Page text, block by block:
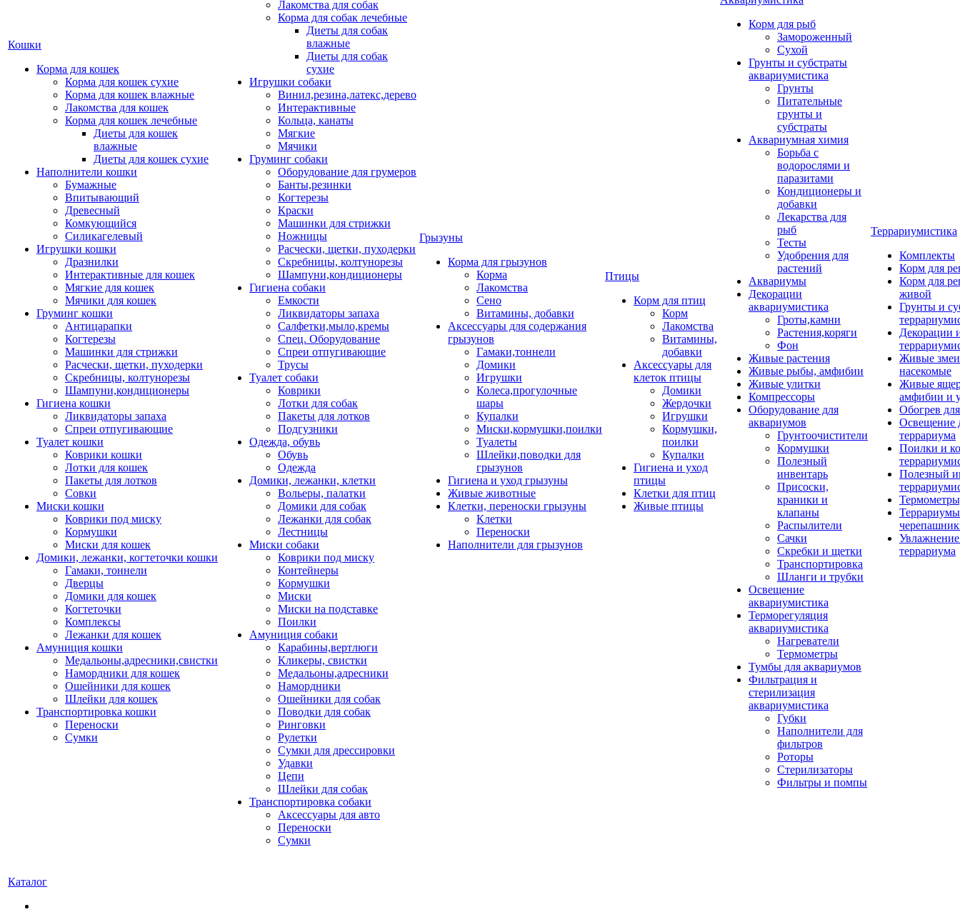
Кошки
Корма для кошек
Корма для кошек сухие
Корма для кошек влажные
Лакомства для кошек
Корма для кошек лечебные
Диеты для кошек
влажные
Диеты для кошек сухие
Наполнители кошки
Бумажные
Впитывающий
Древесный
Комкующийся
Силикагелевый
Игрушки кошки
Дразнилки
Интерактивные для кошек
Мягкие для кошек
Мячики для кошек
Груминг кошки
Антицарапки
Когтерезы
Машинки для стрижки
Расчески, щетки, пуходерки
Скребницы, колтунорезы
Шампуни,кондиционеры
Гигиена кошки
Ликвидаторы запаха
Спреи отпугивающие
Туалет кошки
Коврики кошки
Лотки для кошек
Пакеты для лотков
Совки
Миски кошки
Коврики под миску
Кормушки
Миски для кошек
Домики, лежанки, когтеточки кошки
Гамаки, тоннели
Дверцы
Домики для кошек
Когтеточки
Комплексы
Лежанки для кошек
Амуниция кошки
Медальоны,адресники,свистки
Намордники для кошек
Ошейники для кошек
Шлейки для кошек
Транспортировка кошки
Переноски
Сумки
Лакомства для собак
Корма для собак лечебные
Диеты для собак
влажные
Диеты для собак
сухие
Игрушки собаки
Винил,резина,латекс,дерево
Интерактивные
Кольца, канаты
Мягкие
Мячики
Груминг собаки
Оборудование для грумеров
Банты,резинки
Когтерезы
Краски
Машинки для стрижки
Ножницы
Расчески, щетки, пуходерки
Скребницы, колтунорезы
Шампуни,кондиционеры
Гигиена собаки
Емкости
Ликвидаторы запаха
Салфетки,мыло,кремы
Спец. Оборудование
Спреи отпугивающие
Трусы
Туалет собаки
Коврики
Лотки для собак
Пакеты для лотков
Подгузники
Одежда, обувь
Обувь
Одежда
Домики, лежанки, клетки
Вольеры, палатки
Домики для собак
Лежанки для собак
Лестницы
Миски собаки
Коврики под миску
Контейнеры
Кормушки
Миски
Миски на подставке
Поилки
Амуниция собаки
Карабины,вертлюги
Кликеры, свистки
Медальоны,адресники
Намордники
Ошейники для собак
Поводки для собак
Ринговки
Рулетки
Сумки для дрессировки
Удавки
Цепи
Шлейки для собак
Транспортировка собаки
Аксессуары для авто
Переноски
Сумки
Грызуны
Корма для грызунов
Корма
Лакомства
Сено
Витамины, добавки
Аксессуары для содержания
грызунов
Гамаки,тоннели
Домики
Игрушки
Колеса,прогулочные
шары
Купалки
Миски,кормушки,поилки
Туалеты
Шлейки,поводки для
грызунов
Гигиена и уход грызуны
Живые животные
Клетки, переноски грызуны
Клетки
Переноски
Наполнители для грызунов
Птицы
Корм для птиц
Корм
Лакомства
Витамины,
добавки
Аксессуары для
клеток птицы
Домики
Жердочки
Игрушки
Кормушки,
поилки
Купалки
Гигиена и уход
птицы
Клетки для птиц
Живые птицы
Корм для рыб
Замороженный
Сухой
Грунты и субстраты
аквариумистика
Грунты
Питательные
грунты и
субстраты
Аквариумная химия
Борьба с
водорослями и
паразитами
Кондиционеры и
добавки
Лекарства для
рыб
Тесты
Удобрения для
растений
Аквариумы
Декорации
аквариумистика
Гроты,камни
Растения,коряги
Фон
Живые растения
Живые рыбы, амфибии
Живые улитки
Компрессоры
Оборудование для
аквариумов
Грунтоочистители
Кормушки
Полезный
инвентарь
Присоски,
краники и
клапаны
Распылители
Сачки
Скребки и щетки
Транспортировка
Шланги и трубки
Освещение
аквариумистика
Терморегуляция
аквариумистика
Нагреватели
Термометры
Тумбы для аквариумов
Фильтрация и
стерилизация
аквариумистика
Губки
Наполнители для
фильтров
Роторы
Стерилизаторы
Фильтры и помпы
Террариумистика
Комплекты
Корм для
Корм для
живой
Грунты и
Декорации
Живые
насекомые
Живые
амфибии и
Обогрев
Освещение
террариума
Поилки и
Полезный
террариума
Каталог